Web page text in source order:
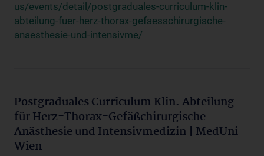
us/events/detail/postgraduales-curriculum-klin-
abteilung-fuer-herz-thorax-gefaesschirurgische-
anaesthesie-und-intensivme/
Postgraduales Curriculum Klin. Abteilung
für Herz-Thorax-Gefäßchirurgische
Anästhesie und Intensivmedizin | MedUni
Wien